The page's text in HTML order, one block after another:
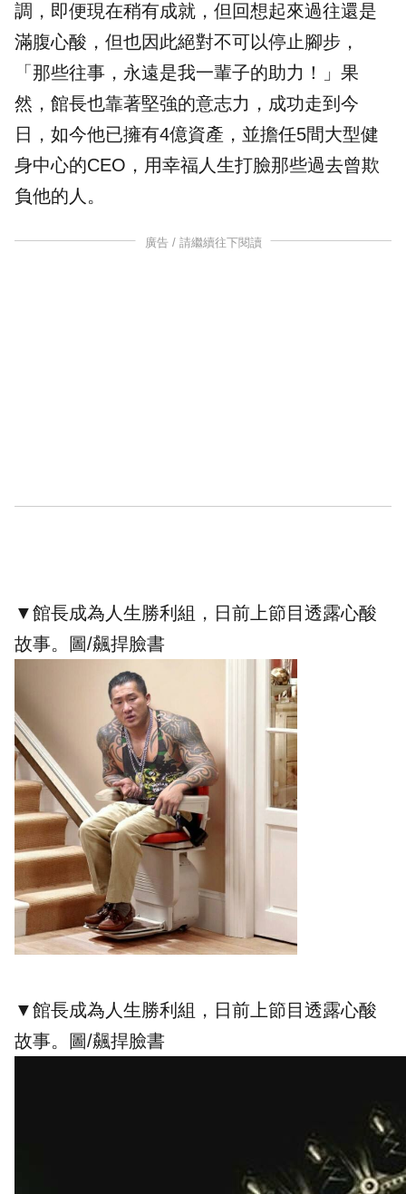
調，即便現在稍有成就，但回想起來過往還是
滿腹心酸，但也因此絕對不可以停止腳步，
「那些往事，永遠是我一輩子的助力！」果
然，館長也靠著堅強的意志力，成功走到今
日，如今他已擁有4億資產，並擔任5間大型健
身中心的CEO，用幸福人生打臉那些過去曾欺
負他的人。
廣告 / 請繼續往下閱讀
▼館長成為人生勝利組，日前上節目透露心酸
故事。圖/飆捍臉書
▼館長成為人生勝利組，日前上節目透露心酸
故事。圖/飆捍臉書